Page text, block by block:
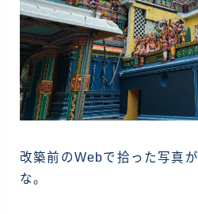
アニメ
映画
読書
ポートフォリオ
仮想通貨
改築前のWebで拾った写真
な。